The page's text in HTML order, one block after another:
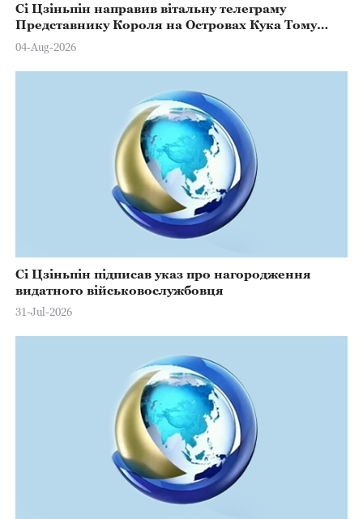
Сі Цзіньпін направив вітальну телеграму
Представнику Короля на Островах Кука Тому
Марстерсу з нагоди Дня Конституції
04-Aug-2026
Сі Цзіньпін підписав указ про нагородження
видатного військовослужбовця
31-Jul-2026